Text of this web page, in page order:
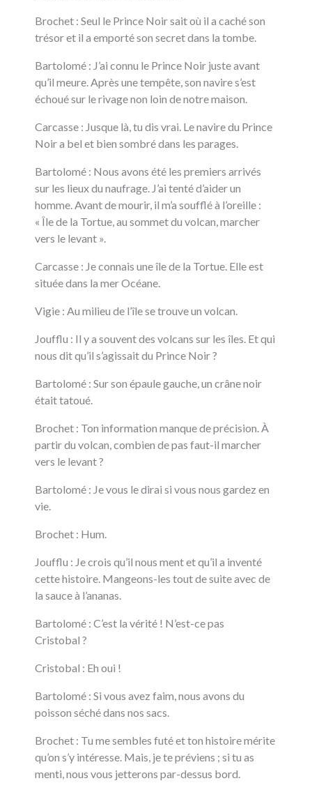
Brochet : Seul le Prince Noir sait où il a caché son
trésor et il a emporté son secret dans la tombe.
Bartolomé : J’ai connu le Prince Noir juste avant
qu’il meure. Après une tempête, son navire s’est
échoué sur le rivage non loin de notre maison.
Carcasse : Jusque là, tu dis vrai. Le navire du Prince
Noir a bel et bien sombré dans les parages.
Bartolomé : Nous avons été les premiers arrivés
sur les lieux du naufrage. J’ai tenté d’aider un
homme. Avant de mourir, il m’a soufflé à l’oreille :
« Île de la Tortue, au sommet du volcan, marcher
vers le levant ».
Carcasse : Je connais une île de la Tortue. Elle est
située dans la mer Océane.
Vigie : Au milieu de l’île se trouve un volcan.
Joufflu : Il y a souvent des volcans sur les îles. Et qui
nous dit qu’il s’agissait du Prince Noir ?
Bartolomé : Sur son épaule gauche, un crâne noir
était tatoué.
Brochet : Ton information manque de précision. À
partir du volcan, combien de pas faut-il marcher
vers le levant ?
Bartolomé : Je vous le dirai si vous nous gardez en
vie.
Brochet : Hum.
Joufflu : Je crois qu’il nous ment et qu’il a inventé
cette histoire. Mangeons-les tout de suite avec de
la sauce à l’ananas.
Bartolomé : C’est la vérité ! N’est-ce pas
Cristobal ?
Cristobal : Eh oui !
Bartolomé : Si vous avez faim, nous avons du
poisson séché dans nos sacs.
Brochet : Tu me sembles futé et ton histoire mérite
qu’on s’y intéresse. Mais, je te préviens ; si tu as
menti, nous vous jetterons par-dessus bord.